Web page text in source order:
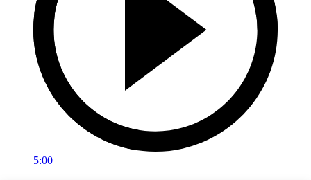
5:00